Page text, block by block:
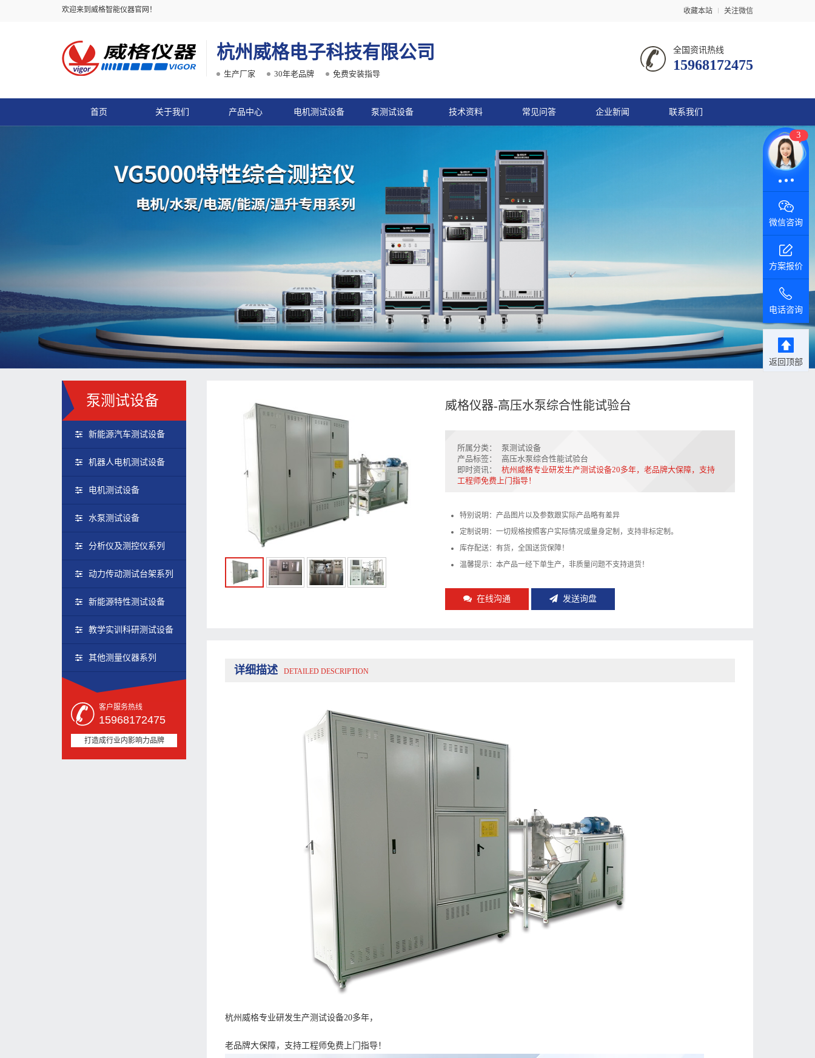
欢迎来到威格智能仪器官网！ 收藏本站 关注微信
杭州威格电子科技有限公司
生产厂家 30年老品牌 免费安装指导
全国资讯热线
15968172475
首页 关于我们 产品中心 电机测试设备 泵测试设备 技术资料 常见问答 企业新闻 联系我们
泵测试设备
新能源汽车测试设备
机器人电机测试设备
电机测试设备
水泵测试设备
分析仪及测控仪系列
动力传动测试台架系列
新能源特性测试设备
教学实训科研测试设备
其他测量仪器系列
客户服务热线
15968172475
打造成行业内影响力品牌
威格仪器-高压水泵综合性能试验台
所属分类：
泵测试设备
产品标签：
高压水泵综合性能试验台
即时资讯：
杭州威格专业研发生产测试设备20多年，老品牌大保障，支持
工程师免费上门指导！
特别说明：产品图片以及参数跟实际产品略有差异
定制说明：一切规格按照客户实际情况或量身定制，支持非标定制。
库存配送：有货，全国送货保障！
温馨提示：本产品一经下单生产，非质量问题不支持退货！
在线沟通 发送询盘
详细描述 DETAILED DESCRIPTION
杭州威格专业研发生产测试设备20多年，
老品牌大保障，支持工程师免费上门指导！
3
在线咨询
微信咨询
方案报价
电话咨询
返回顶部